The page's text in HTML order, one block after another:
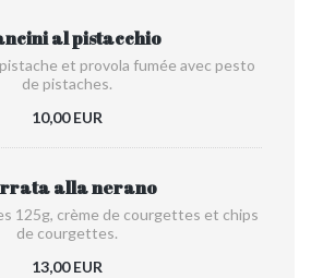
al pistacchio
et provola fumée avec pesto
de pistaches.
10,00 EUR
alla nerano
125g, crème de courgettes et chips
de courgettes.
13,00 EUR